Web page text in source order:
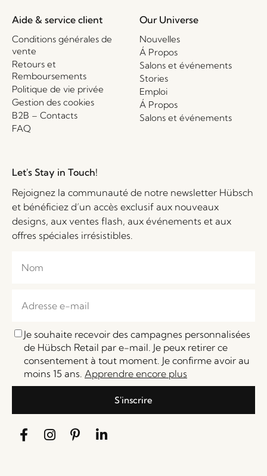
Aide & service client
Conditions générales de
vente
Retours et
Remboursements
Politique de vie privée
Gestion des cookies
B2B – Contacts
FAQ
Our Universe
Nouvelles
Á Propos
Salons et événements
Stories
Emploi
Á Propos
Salons et événements
Let's Stay in Touch!
Rejoignez la communauté de notre newsletter Hübsch
et bénéficiez d’un accès exclusif aux nouveaux
designs, aux ventes flash, aux événements et aux
offres spéciales irrésistibles.
Je souhaite recevoir des campagnes personnalisées
de Hübsch Retail par e-mail. Je peux retirer ce
consentement à tout moment. Je confirme avoir au
moins 15 ans. Apprendre encore plus
S'inscrire